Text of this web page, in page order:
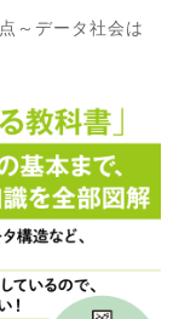
～データ社会は